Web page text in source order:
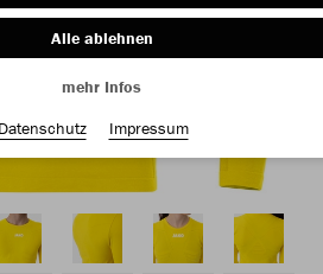
Alle ablehnen
mehr Infos
Datenschutz
Impressum